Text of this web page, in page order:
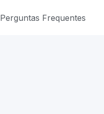
Perguntas Frequentes